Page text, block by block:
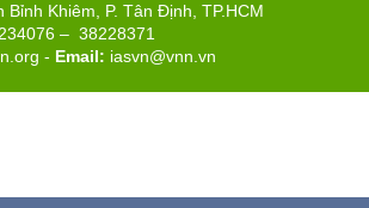
Bỉnh Khiêm, P. Tân Định, TP.HCM
– 38228371
- Email: iasvn@vnn.vn